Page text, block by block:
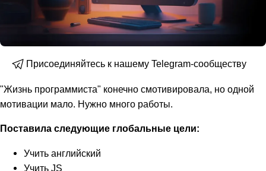
Присоединяйтесь к нашему Telegram-сообществу
"Жизнь программиста" конечно смотивировала, но одной
мотивации мало. Нужно много работы.
Поставила следующие глобальные цели:
Учить английский
Учить JS